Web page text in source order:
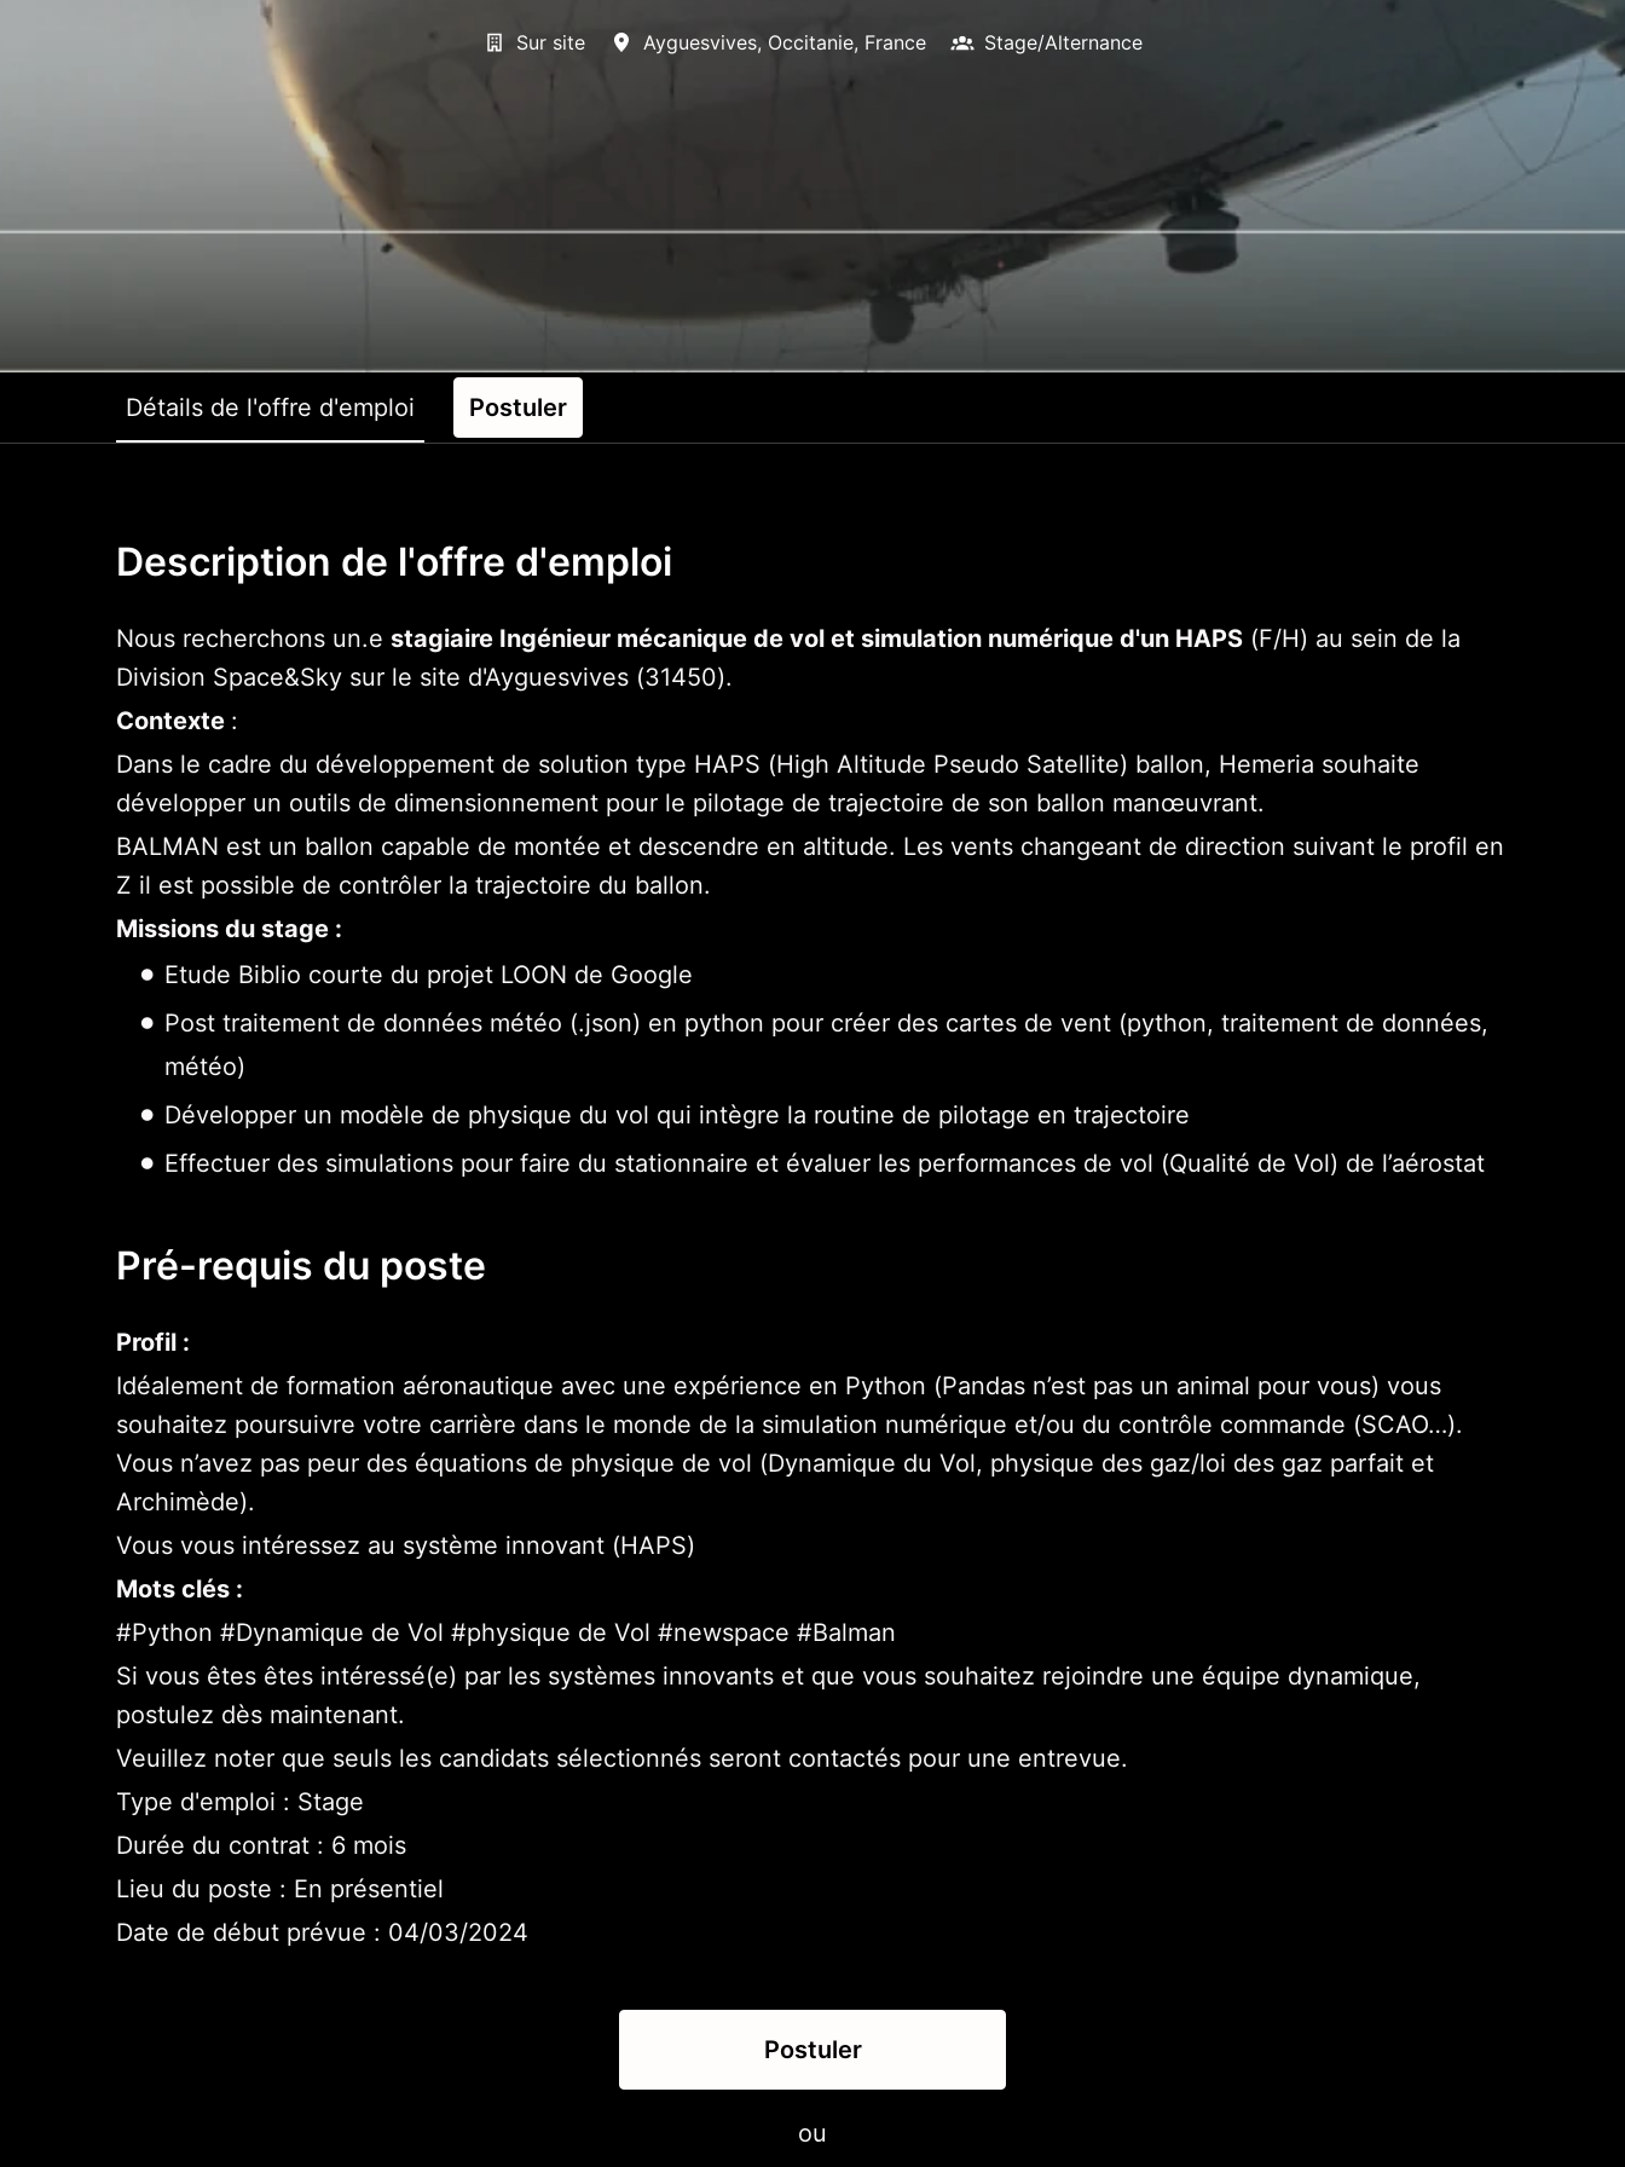
Sur site Ayguesvives, Occitanie, France Stage/Alternance
Détails de l'offre d'emploi Postuler
Description de l'offre d'emploi
Nous recherchons un.e stagiaire Ingénieur mécanique de vol et simulation numérique d'un HAPS (F/H) au sein de la
Division Space&Sky sur le site d'Ayguesvives (31450).
Contexte :
Dans le cadre du développement de solution type HAPS (High Altitude Pseudo Satellite) ballon, Hemeria souhaite
développer un outils de dimensionnement pour le pilotage de trajectoire de son ballon manœuvrant.
BALMAN est un ballon capable de montée et descendre en altitude. Les vents changeant de direction suivant le profil en
Z il est possible de contrôler la trajectoire du ballon.
Missions du stage :
Etude Biblio courte du projet LOON de Google
Post traitement de données météo (.json) en python pour créer des cartes de vent (python, traitement de données,
météo)
Développer un modèle de physique du vol qui intègre la routine de pilotage en trajectoire
Effectuer des simulations pour faire du stationnaire et évaluer les performances de vol (Qualité de Vol) de l’aérostat
Pré-requis du poste
Profil :
Idéalement de formation aéronautique avec une expérience en Python (Pandas n’est pas un animal pour vous) vous
souhaitez poursuivre votre carrière dans le monde de la simulation numérique et/ou du contrôle commande (SCAO…).
Vous n’avez pas peur des équations de physique de vol (Dynamique du Vol, physique des gaz/loi des gaz parfait et
Archimède).
Vous vous intéressez au système innovant (HAPS)
Mots clés :
#Python #Dynamique de Vol #physique de Vol #newspace #Balman
Si vous êtes êtes intéressé(e) par les systèmes innovants et que vous souhaitez rejoindre une équipe dynamique,
postulez dès maintenant.
Veuillez noter que seuls les candidats sélectionnés seront contactés pour une entrevue.
Type d'emploi : Stage
Durée du contrat : 6 mois
Lieu du poste : En présentiel
Date de début prévue : 04/03/2024
Postuler
ou